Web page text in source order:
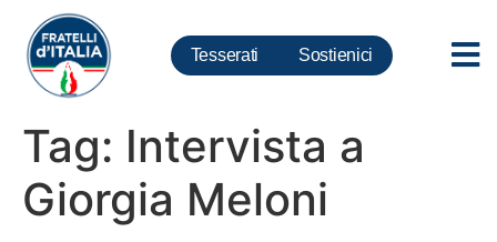
Tesserati Sostienici
Tag: Intervista a
Giorgia Meloni